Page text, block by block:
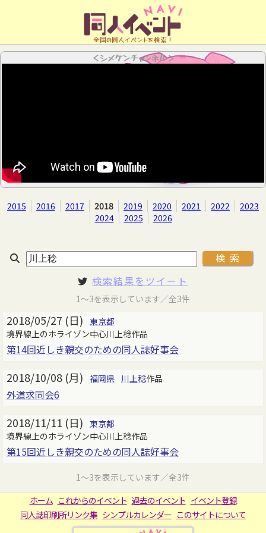
全国の同人イベントを検索！
＜シメケンチャンネル＞
2015 2016 2017 2018 2019 2020 2021 2022
2023
2024
2025 2026
検索結果をツイート
1～3を表示しています／全3件
2018/05/27 (日) 東京都
境界線上のホライゾン中心川上稔作品
第14回近しき親交のための同人誌好事会
2018/10/08 (月) 福岡県 川上稔作品
外道求同会6
2018/11/11 (日) 東京都
境界線上のホライゾン中心川上稔作品
第15回近しき親交のための同人誌好事会
1～3を表示しています／全3件
ホーム これからのイベント 過去のイベント イベント登録
同人誌印刷所リンク集 シンプルカレンダー このサイトについて